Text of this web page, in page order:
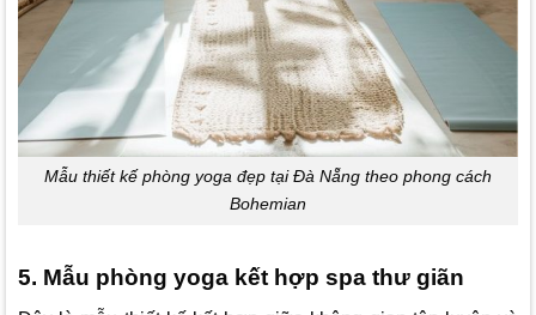
Mẫu thiết kế phòng yoga đẹp tại Đà Nẵng theo phong cách
Bohemian
5. Mẫu phòng yoga kết hợp spa thư giãn